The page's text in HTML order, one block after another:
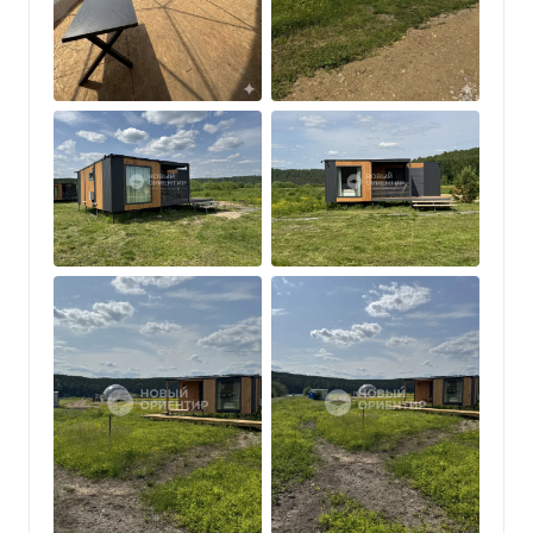
- Полное оснащение: мебель, техника
(холодильник, микроволновая печь, чайник,
телевизор, конвекторы, кондиционеры), посуда,
санузлы (унитаз, раковина, зеркало, душевая
кабина, бойлер), уличная мебель.
2. Инфраструктура:
- Ресторан уральской кухни, предлагающий блюда
из фермерских продуктов, что позволит гостям
насладиться местной кулинарией.
- Обустроенный пляж с длиной береговой линии